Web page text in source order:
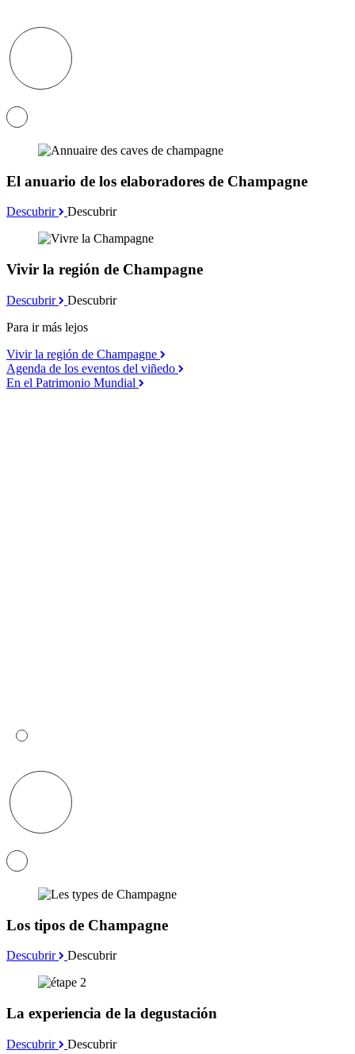
El anuario de los elaboradores de Champagne
Descubrir Descubrir
Vivir la región de Champagne
Descubrir
Descubrir
Para ir más lejos
Vivir la región de Champagne
Agenda de los eventos del viñedo
En el Patrimonio Mundial
Los tipos de Champagne
Descubrir Descubrir
La experiencia de la degustación
Descubrir
Descubrir